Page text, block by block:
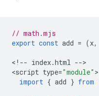
// math.mjs
export const add = (x,
< !-- index.html -->
<script type="module"
import { add } from